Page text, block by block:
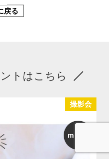
戻る
トはこちら
撮影会
more
求